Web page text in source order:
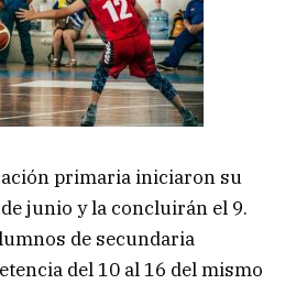
primaria iniciaron su
junio y la concluirán el 9.
de secundaria
del 10 al 16 del mismo